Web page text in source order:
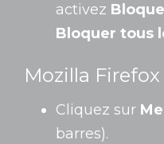
activez
Bloquer tous
Mozilla Firefox
Cliquez sur
barres).